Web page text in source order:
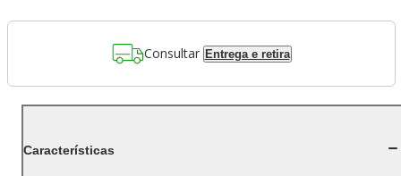
Consultar Entrega e retira
Características